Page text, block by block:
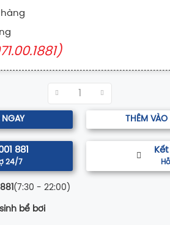
THÊM
881
24/7
(7:30 - 22:00)
bể bơi